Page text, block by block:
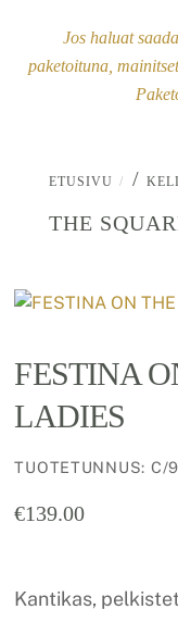
Jos haluat
paketoituna,
ETUSIVU /
THE
FESTINA
LADIES
TUOTETUNNUS: C/
€139.00
Kantikas,